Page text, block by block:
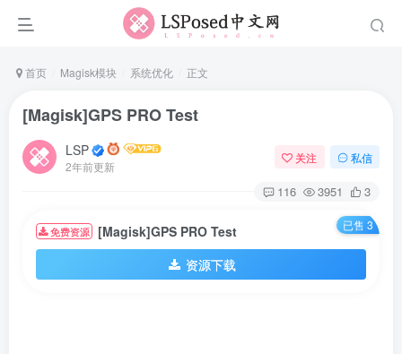
首页 Magisk模块 系统优化 正文
[Magisk]GPS PRO Test
LSP
2年前更新
关注 私信
116 3951 3
已售 3
免费资源
[Magisk]GPS PRO Test
资源下载